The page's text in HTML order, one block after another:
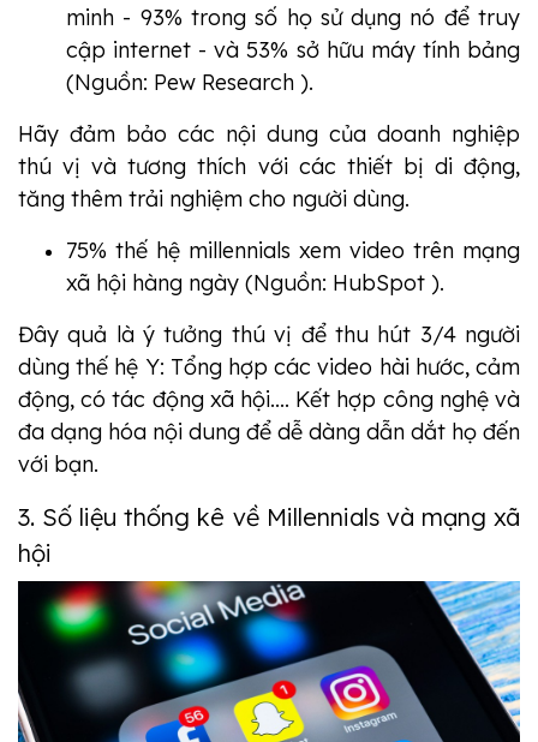
minh - 93% trong số họ sử dụng nó để truy
cập internet - và 53% sở hữu máy tính bảng
(Nguồn: Pew Research ).
Hãy đảm bảo các nội dung của doanh nghiệp
thú vị và tương thích với các thiết bị di động,
tăng thêm trải nghiệm cho người dùng.
75% thế hệ millennials xem video trên mạng
xã hội hàng ngày (Nguồn: HubSpot ).
Đây quả là ý tưởng thú vị để thu hút 3/4 người
dùng thế hệ Y: Tổng hợp các video hài hước, cảm
động, có tác động xã hội.... Kết hợp công nghệ và
đa dạng hóa nội dung để dễ dàng dẫn dắt họ đến
với bạn.
3. Số liệu thống kê về Millennials và mạng xã
hội